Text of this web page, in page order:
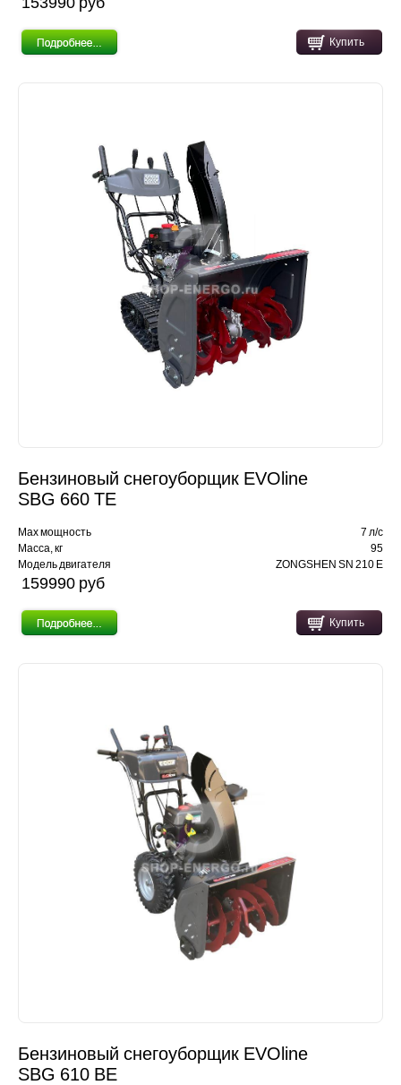
Купить
Бензиновый снегоуборщик EVOline
SBG 660 TE
Max мощность
7 л/с
Масса, кг
95
Модель двигателя
ZONGSHEN SN 210 E
159990 pуб
Купить
Бензиновый снегоуборщик EVOline
SBG 610 BE